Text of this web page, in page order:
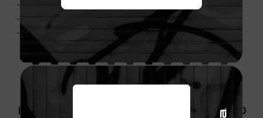
- Material: 100% Algodão
- Importado
- Licença Oficial
PRODUTO SEM ESTOQUE DÍSPONÍVEL NO